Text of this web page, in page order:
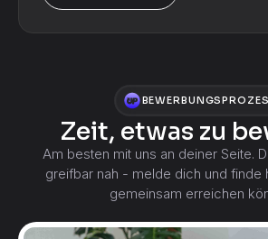
Zeit, etwas zu
Am besten mit uns an deiner Seite.
greifbar nah - melde dich und finde
gemeinsam erreichen